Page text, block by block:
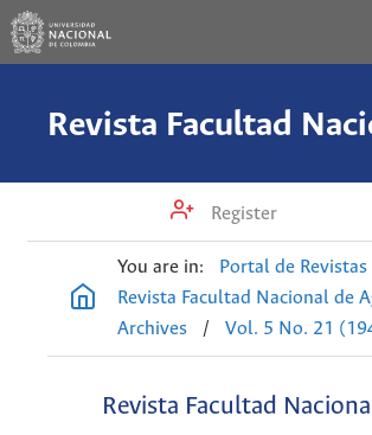
Register
You are in: Portal de Revistas
Revista Facultad Nacional de
Archives
/ Vol. 5 No. 21
Revista Facultad